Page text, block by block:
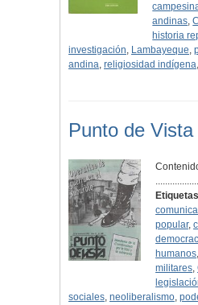
andinas,
historia
investigación, Lambayeque,
andina, religiosidad indígena,
Punto de
popular,
humanos,
militares,
sociales, neoliberalismo,